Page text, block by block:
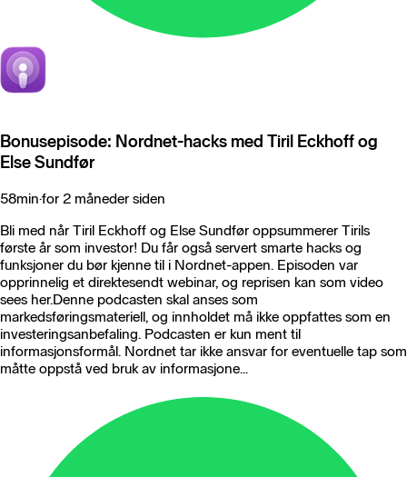
Bonusepisode: Nordnet-hacks med Tiril Eckhoff og
Else Sundfør
58min·for 2 måneder siden
Bli med når Tiril Eckhoff og Else Sundfør oppsummerer Tirils
første år som investor! Du får også servert smarte hacks og
funksjoner du bør kjenne til i Nordnet-appen. Episoden var
opprinnelig et direktesendt webinar, og reprisen kan som video
sees her.Denne podcasten skal anses som
markedsføringsmateriell, og innholdet må ikke oppfattes som en
investeringsanbefaling. Podcasten er kun ment til
informasjonsformål. Nordnet tar ikke ansvar for eventuelle tap som
måtte oppstå ved bruk av informasjone...